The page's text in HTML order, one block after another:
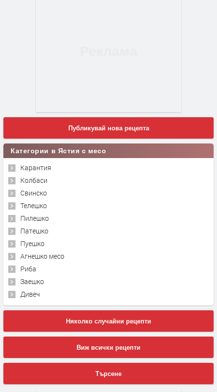
Публикувай нова рецепта
Категории в Ястия с месо
Карантия
Колбаси
Свинско
Телешко
Пилешко
Патешко
Пуешко
Агнешко месо
Риба
Заешко
Дивеч
Няколко случайни рецепти
Виж всички рецепти
Търсене